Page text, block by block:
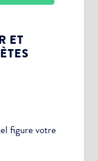
ET
figure votre